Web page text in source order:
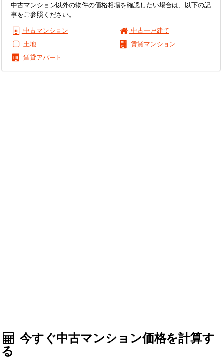
中古マンション以外の物件の価格相場を確認したい場合は、以下の記
事をご参照ください。
中古マンション
中古一戸建て
土地
賃貸マンション
賃貸アパート
今すぐ中古マンション価格を計算す
る